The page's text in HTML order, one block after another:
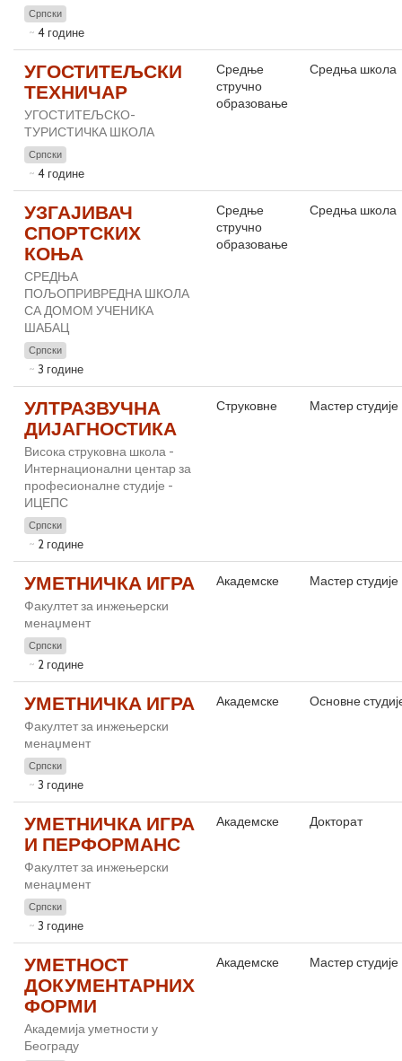
Српски
4 године
УГОСТИТЕЉСКИ
ТЕХНИЧАР
УГОСТИТЕЉСКО-
ТУРИСТИЧКА ШКОЛА
Српски
4 године
Средње
стручно
образовање
Средња школа
УЗГАЈИВАЧ
СПОРТСКИХ
КОЊА
СРЕДЊА
ПОЉОПРИВРЕДНА ШКОЛА
СА ДОМОМ УЧЕНИКА
ШАБАЦ
Српски
3 године
Средње
стручно
образовање
Средња школа
УЛТРАЗВУЧНА
ДИЈАГНОСТИКА
Висока струковна школа -
Интернационални центар за
професионалне студије -
ИЦЕПС
Српски
2 године
Струковне Мастер студије
УМЕТНИЧКА ИГРА
Факултет за инжењерски
менаџмент
Српски
2 године
Академске Мастер студије
УМЕТНИЧКА ИГРА
Факултет за инжењерски
менаџмент
Српски
3 године
Академске Основне
УМЕТНИЧКА ИГРА
И ПЕРФОРМАНС
Факултет за инжењерски
менаџмент
Српски
3 године
Академске Докторат
УМЕТНОСТ
ДОКУМЕНТАРНИХ
ФОРМИ
Академија уметности у
Београду
Академске Мастер студије